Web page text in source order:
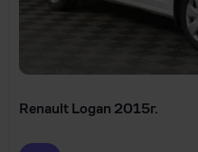
Renault Logan 2015г.